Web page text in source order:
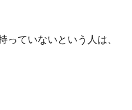
ていないという人は、